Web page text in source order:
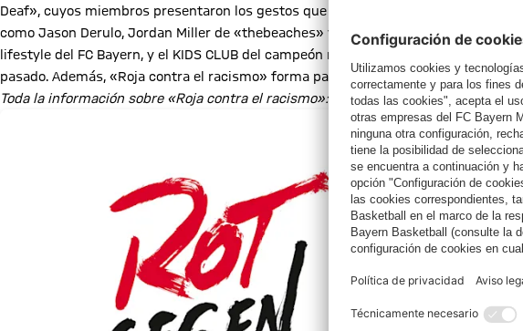
Deaf», cuyos miembros presentaron los gestos que han desarrollado para los
como Jason Derulo, Jordan Miller de «thebeaches» y Bill y Tom Kaulitz de «Tokio
lifestyle del FC Bayern, y el KIDS CLUB del campeón récord alemán también estuvo
pasado. Además, «Roja contra el racismo» forma parte regularmente de los
Toda la información sobre «Roja contra el racismo»: